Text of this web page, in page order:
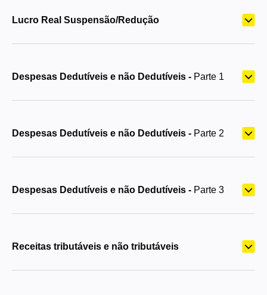
Lucro Real Suspensão/Redução
Despesas Dedutíveis e não Dedutíveis - Parte 1
Despesas Dedutíveis e não Dedutíveis - Parte 2
Despesas Dedutíveis e não Dedutíveis - Parte 3
Receitas tributáveis e não tributáveis